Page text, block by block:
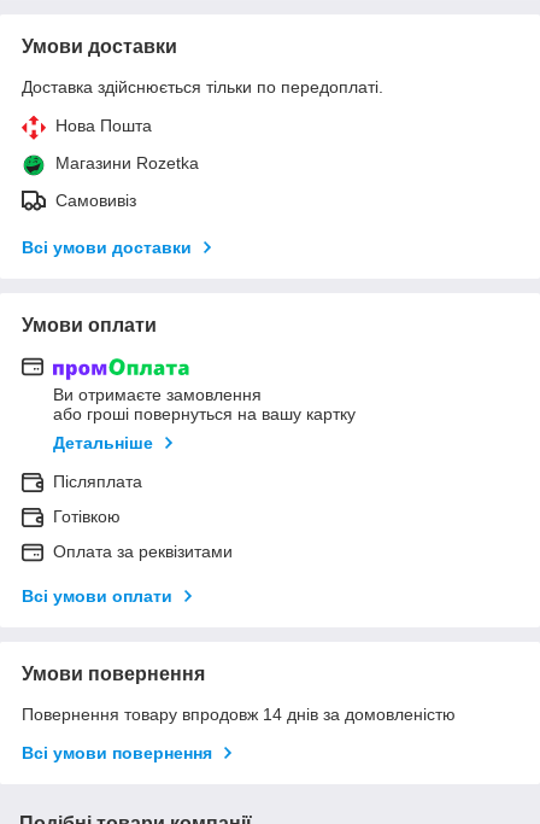
Умови доставки
Доставка здійснюється тільки по передоплаті.
Нова Пошта
Магазини Rozetka
Самовивіз
Всі умови доставки
Умови оплати
Ви отримаєте замовлення
або гроші повернуться на вашу картку
Детальніше
Післяплата
Готівкою
Оплата за реквізитами
Всі умови оплати
Умови повернення
Повернення товару впродовж 14 днів за домовленістю
Всі умови повернення